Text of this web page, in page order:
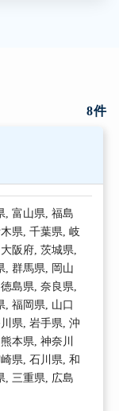
8件
,富山県,福島
県,千葉県,岐
大阪府,茨城県,
,群馬県, 岡山
徳島県,奈良県,
,福岡県, 山口
県,岩手県,沖
熊本県,神奈川
県,石川県,和
,三重県, 広島